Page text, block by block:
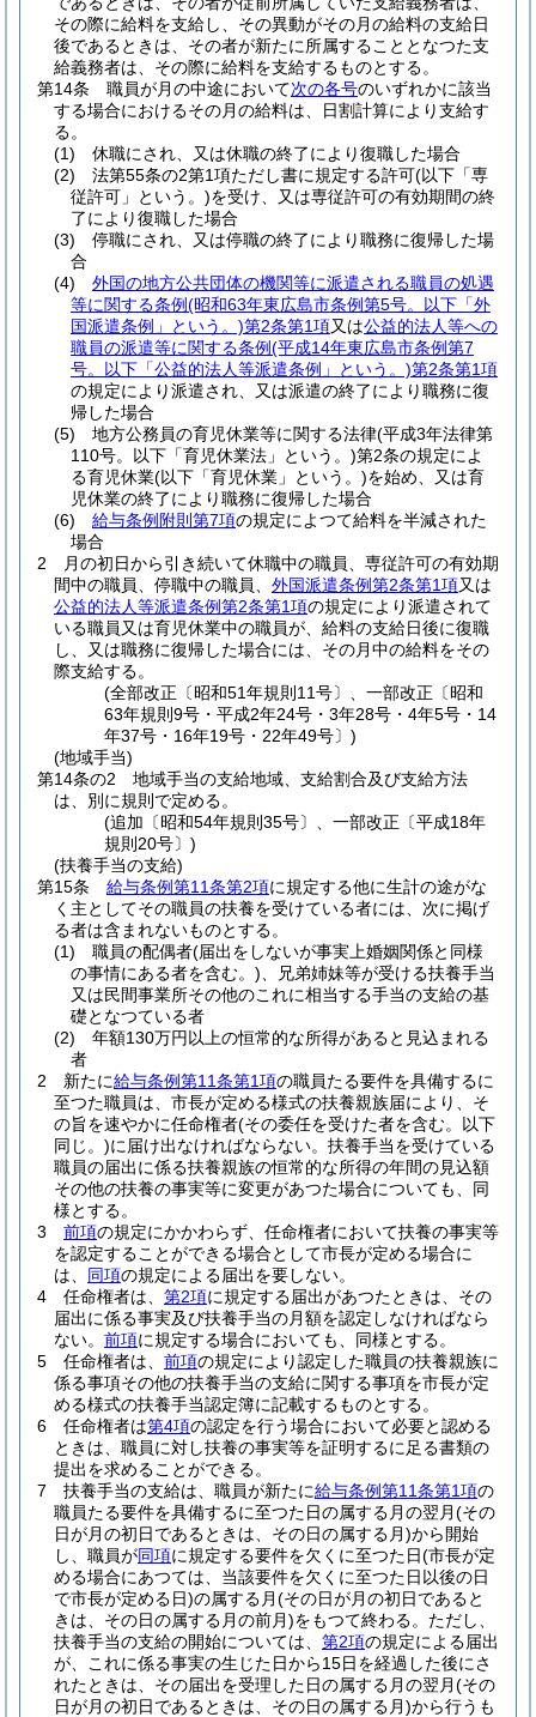
その際に給料を支給し、その異動がその月の給料の支給日
後であるときは、その者が新たに所属することとなつた支
給義務者は、その際に給料を支給するものとする。
第14条
職員が月の中途において次の各号のいずれかに該当
する場合におけるその月の給料は、日割計算により支給す
る。
(1)
休職にされ、又は休職の終了により復職した場合
(2)
法第55条の2第1項ただし書に規定する許可(以下「専
従許可」という。)を受け、又は専従許可の有効期間の終
了により復職した場合
(3)
停職にされ、又は停職の終了により職務に復帰した場
合
(4)
外国の地方公共団体の機関等に派遣される職員の処遇
等に関する条例(昭和63年東広島市条例第5号。以下「外
国派遣条例」という。)第2条第1項又は公益的法人等への
職員の派遣等に関する条例(平成14年東広島市条例第7
号。以下「公益的法人等派遣条例」という。)第2条第1項
の規定により派遣され、又は派遣の終了により職務に復
帰した場合
(5)
地方公務員の育児休業等に関する法律(平成3年法律第
110号。以下「育児休業法」という。)第2条の規定によ
る育児休業(以下「育児休業」という。)を始め、又は育
児休業の終了により職務に復帰した場合
(6)
給与条例附則第7項の規定によつて給料を半減された
場合
2
月の初日から引き続いて休職中の職員、専従許可の有効期
間中の職員、停職中の職員、 外国派遣条例第2条第1項又は
公益的法人等派遣条例第2条第1項の規定により派遣されて
いる職員又は育児休業中の職員が、給料の支給日後に復職
し、又は職務に復帰した場合には、その月中の給料をその
際支給する。
(全部改正〔昭和51年規則11号〕、一部改正〔昭和
63年規則9号・平成2年24号・3年28号・4年5号・14
年37号・16年19号・22年49号〕)
(地域手当)
第14条の2
地域手当の支給地域、支給割合及び支給方法
は、別に規則で定める。
(追加〔昭和54年規則35号〕、一部改正〔平成18年
規則20号〕)
(扶養手当の支給)
第15条
給与条例第11条第2項に規定する他に生計の途がな
く主としてその職員の扶養を受けている者には、次に掲げ
る者は含まれないものとする。
(1)
職員の配偶者(届出をしないが事実上婚姻関係と同様
の事情にある者を含む。) 、兄弟姉妹等が受ける扶養手当
又は民間事業所その他のこれに相当する手当の支給の基
礎となつている者
(2)
年額130万円以上の恒常的な所得があると見込まれる
者
2
新たに給与条例第11条第1項の職員たる要件を具備するに
至つた職員は、市長が定める様式の扶養親族届により、そ
の旨を速やかに任命権者(その委任を受けた者を含む。以下
同じ。)に届け出なければならない。 扶養手当を受けている
職員の届出に係る扶養親族の恒常的な所得の年間の見込額
その他の扶養の事実等に変更があつた場合についても、同
様とする。
3
前項の規定にかかわらず、任命権者において扶養の事実等
を認定することができる場合として市長が定める場合に
は、 同項の規定による届出を要しない。
4
任命権者は、 第2項に規定する届出があつたときは、その
届出に係る事実及び扶養手当の月額を認定しなければなら
ない。 前項に規定する場合においても、同様とする。
5
任命権者は、 前項の規定により認定した職員の扶養親族に
係る事項その他の扶養手当の支給に関する事項を市長が定
める様式の扶養手当認定簿に記載するものとする。
6
任命権者は第4項の認定を行う場合において必要と認める
ときは、職員に対し扶養の事実等を証明するに足る書類の
提出を求めることができる。
7
扶養手当の支給は、職員が新たに給与条例第11条第1項の
職員たる要件を具備するに至つた日の属する月の翌月(その
日が月の初日であるときは、その日の属する月)から開始
し、職員が同項に規定する要件を欠くに至つた日(市長が定
める場合にあつては、当該要件を欠くに至つた日以後の日
で市長が定める日)の属する月(その日が月の初日であると
きは、その日の属する月の前月)をもつて終わる。 ただし、
扶養手当の支給の開始については、 第2項の規定による届出
が、これに係る事実の生じた日から15日を経過した後にさ
れたときは、その届出を受理した日の属する月の翌月(その
日が月の初日であるときは、その日の属する月)から行うも